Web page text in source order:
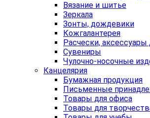
Вязание и шитье
Зеркала
Зонты, дождевики
Кожгалантерея
Расчески, аксессуары
Сувениры
Чулочно-носочные
Канцелярия
Бумажная продукция
Письменные
Товары для офиса
Товары для